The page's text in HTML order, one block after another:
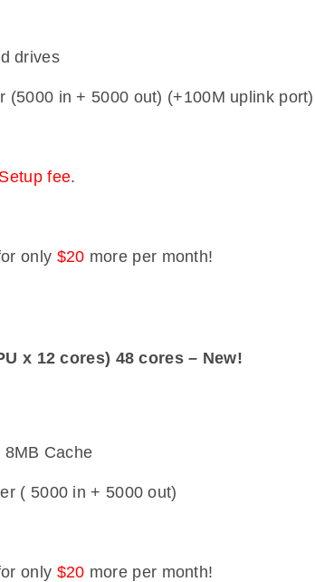
drives
(5000 in + 5000 out) (+100M uplink port)
Setup fee.
only $20 more per month!
x 12 cores) 48 cores – New!
8MB Cache
( 5000 in + 5000 out)
only $20 more per month!